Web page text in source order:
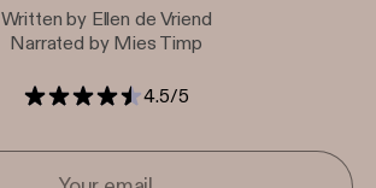
Written by Ellen de Vriend
Narrated by Mies Timp
4.5/5